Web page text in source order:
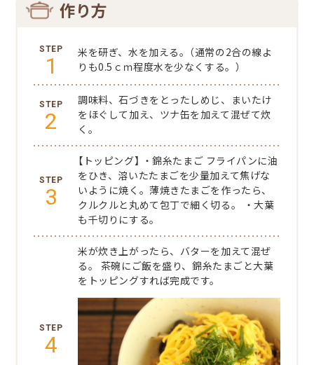
作り方
1
米を研ぎ、水を加える。（通常の2合の線よ
りも0.5ｃｍ程度水を少なくする。）
2
調味料、石づきをとったしめじ、まいたけ
をほぐして加え、ツナ缶を加えて混ぜて炊
く。
3
【トッピング】 ・錦糸たまご フライパンに油
をひき、溶いたたまごを少量加えて焦げな
いように焼く。薄焼きたまごを作ったら、
クルクルと丸めて包丁で細く切る。
・大葉
も千切りにする。
4
米が炊き上がったら、バターを加えて混ぜ
る。
茶碗にご飯を盛り、錦糸たまごと大葉
をトッピングすれば完成です。